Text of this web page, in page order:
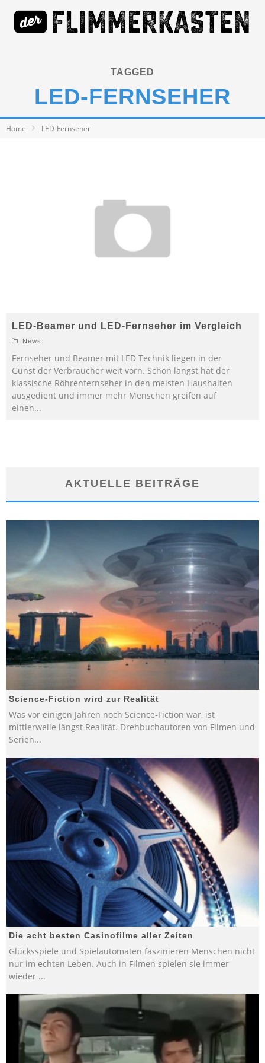
TAGGED
LED-FERNSEHER
Home LED-Fernseher
LED-Beamer und LED-Fernseher im Vergleich
News
Fernseher und Beamer mit LED Technik liegen in der
Gunst der Verbraucher weit vorn. Schön längst hat der
klassische Röhrenfernseher in den meisten Haushalten
ausgedient und immer mehr Menschen greifen auf
einen...
AKTUELLE BEITRÄGE
Science-Fiction wird zur Realität
Was vor einigen Jahren noch Science-Fiction war, ist
mittlerweile längst Realität. Drehbuchautoren von Filmen und
Serien...
Die acht besten Casinofilme aller Zeiten
Glücksspiele und Spielautomaten faszinieren Menschen nicht
nur im echten Leben. Auch in Filmen spielen sie immer
wieder ...